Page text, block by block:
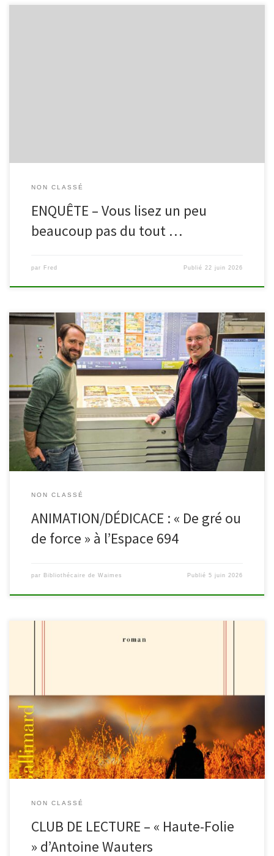
NON CLASSÉ
ENQUÊTE – Vous lisez un peu
beaucoup pas du tout …
par Fred Publié 22 juin 2026
Ce vendredi 19 juin, l’Office du Tourisme de Waimes, Cultur@4950
et les bibliothèques de Waimes vous invitent à une soirée spéciale
en présence de Frédéric Moray et d’Olivier Pirnay, auteur et
dessinateur de De gré ou de force. À travers cette soirée
exceptionnelle, l’Espace 694 Botrange souhaite mettre à
l’honneur […]
NON CLASSÉ
ANIMATION/DÉDICACE : « De gré ou
de force » à l’Espace 694
par Bibliothécaire de Waimes Publié5 juin 2026
une dernière rencontre le mardi 7 juillet autour de l’ouvrage «
Haute-Folie » d’Antoine Wauters. Le club est ouvert à toutes et
tous, grandes lectrices ou petits […]
NON CLASSÉ
CLUB DE LECTURE – « Haute-Folie
» d’Antoine Wauters